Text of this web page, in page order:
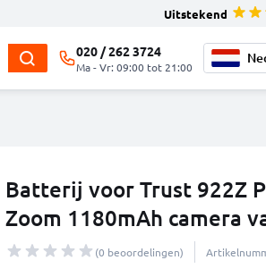
Uitstekend
020 / 262 3724
Ma - Vr: 09:00 tot 21:00
Batterij voor Trust 922Z
Zoom 1180mAh camera
(0 beoordelingen)